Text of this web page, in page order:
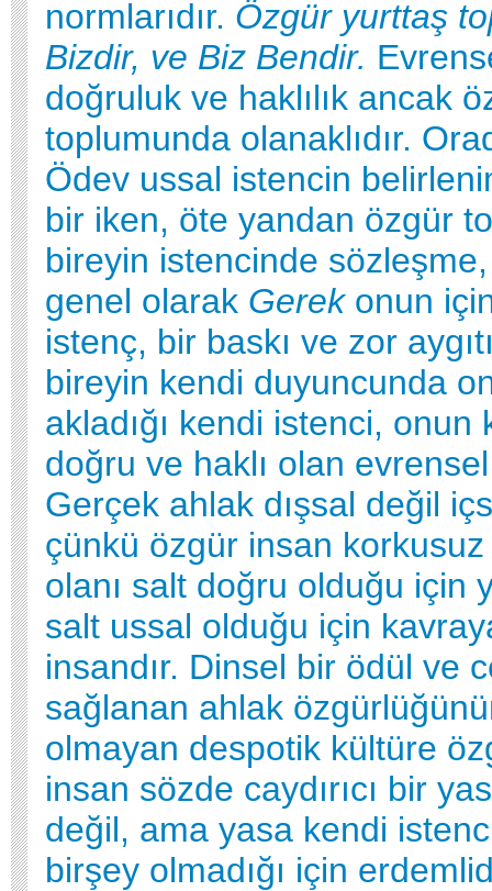
normlarıdır. Özgür yurttaş
Bizdir, ve Biz Bendir.
doğruluk ve haklılık ancak
toplumunda olanaklıdır.
Ödev ussal istencin
bir iken, öte yandan özgür
bireyin istencinde
genel olarak Gerek onun
istenç, bir baskı ve zor
bireyin kendi duyuncunda
akladığı kendi istenci, onun
doğru ve haklı olan
Gerçek ahlak dışsal değil
çünkü özgür insan korkusuz
olanı salt doğru olduğu için
salt ussal olduğu için
insandır. Dinsel bir ödül ve
sağlanan ahlak
olmayan despotik kültüre
insan sözde caydırıcı bir
değil, ama yasa kendi
birşey olmadığı için